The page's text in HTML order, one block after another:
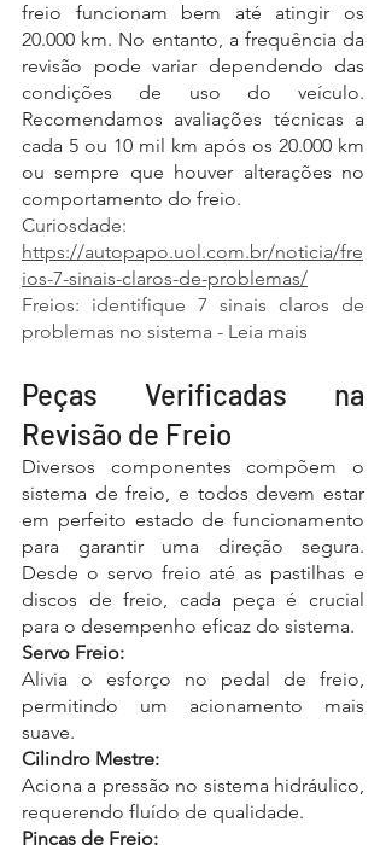
freio funcionam bem até atingir os
20.000 km. No entanto, a frequência da
revisão pode variar dependendo das
condições de uso do veículo.
Recomendamos avaliações técnicas a
cada 5 ou 10 mil km após os 20.000 km
ou sempre que houver alterações no
comportamento do freio.
https://autopapo.uol.com.br/noticia/fre
ios-7-sinais-claros-de-problemas/
Freios: identifique 7 sinais claros de
problemas no sistema - Leia mais
Peças Verificadas na
Revisão de Freio
Diversos componentes compõem o
sistema de freio, e todos devem estar
em perfeito estado de funcionamento
para garantir uma direção segura.
Desde o servo freio até as pastilhas e
discos de freio, cada peça é crucial
para o desempenho eficaz do sistema.
Servo Freio:
Alivia o esforço no pedal de freio,
permitindo um acionamento mais
suave.
Cilindro Mestre:
Aciona a pressão no sistema hidráulico,
requerendo fluído de qualidade.
Pinças de Freio: